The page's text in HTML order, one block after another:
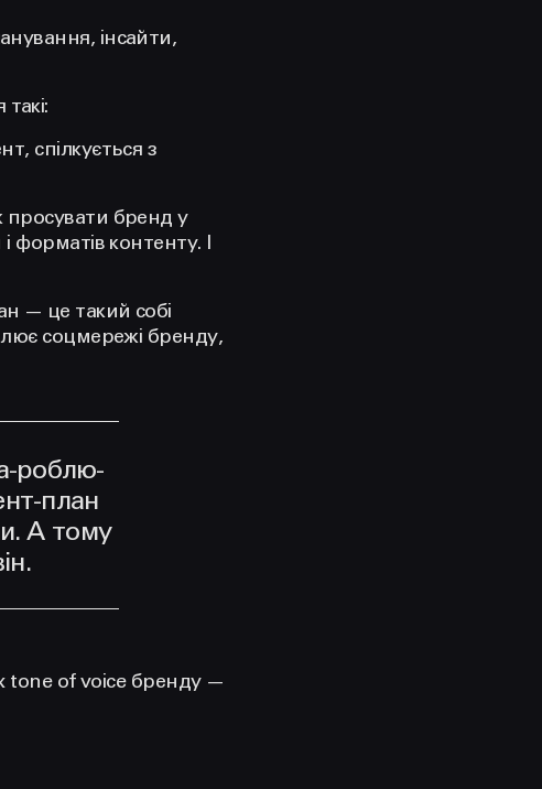
інсайти,
спілкується з
просувати бренд у
форматів контенту. І
— це такий собі
соцмережі бренду,
роблю-
план
А тому
tone of voice бренду —